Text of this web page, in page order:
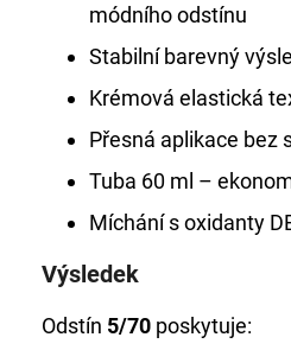
módního odstínu
Stabilní barevný
Krémová elastická
Přesná aplikace bez
Tuba 60 ml –
Míchání s oxidanty
Výsledek
Odstín 5/70 poskytuje: